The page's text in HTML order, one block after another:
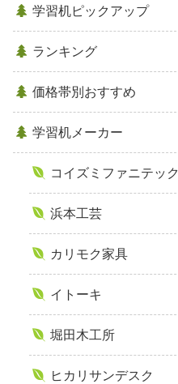
学習机ピックアップ
ランキング
価格帯別おすすめ
学習机メーカー
コイズミファニテック
浜本工芸
カリモク家具
イトーキ
堀田木工所
ヒカリサンデスク